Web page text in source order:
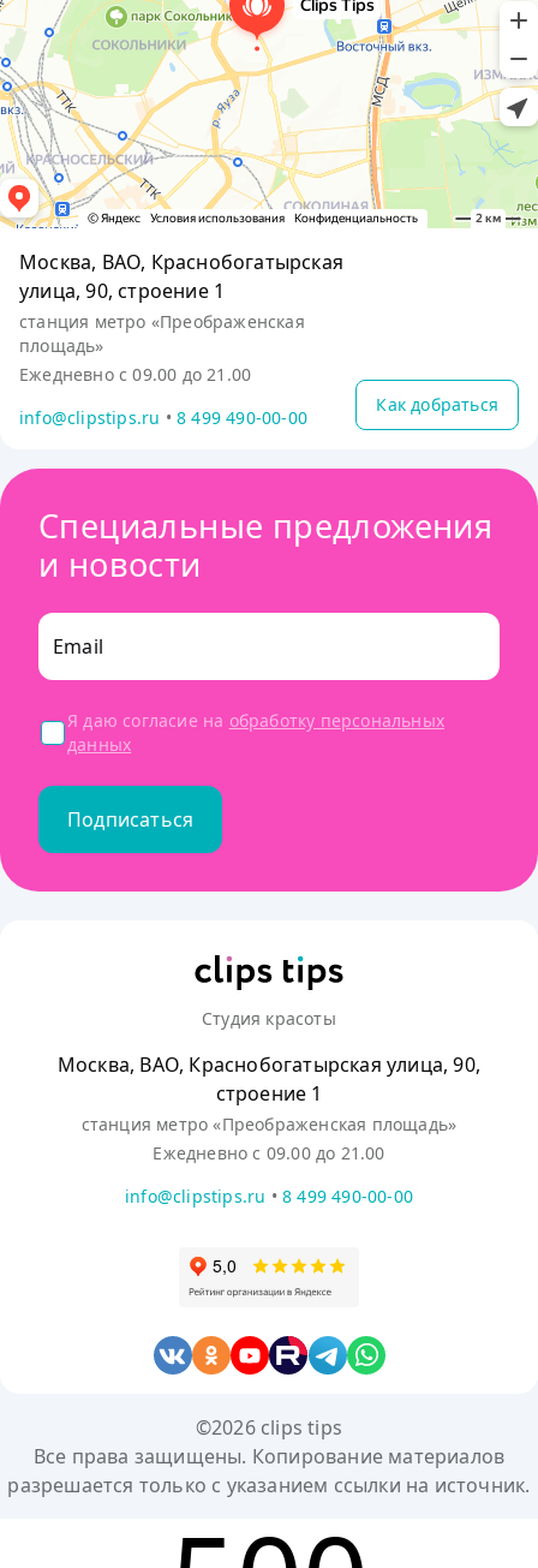
Москва, ВАО, Краснобогатырская
улица, 90, строение 1
станция метро «Преображенская
площадь»
Ежедневно с 09.00 до 21.00
info@clipstips.ru •8 499 490-00-00
Как добраться
Специальные предложения
и новости
Email
Я даю согласие на обработку персональных
данных
Подписаться
Студия красоты
Москва, ВАО, Краснобогатырская улица, 90,
строение 1
станция метро «Преображенская площадь»
Ежедневно с 09.00 до 21.00
info@clipstips.ru • 8 499 490-00-00
©2026 clips tips
Все права защищены. Копирование материалов
разрешается только с указанием ссылки на источник.